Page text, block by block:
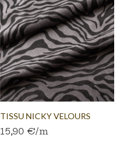
TISSU NICKY VELOURS
STRETCH...
15,90 €/m